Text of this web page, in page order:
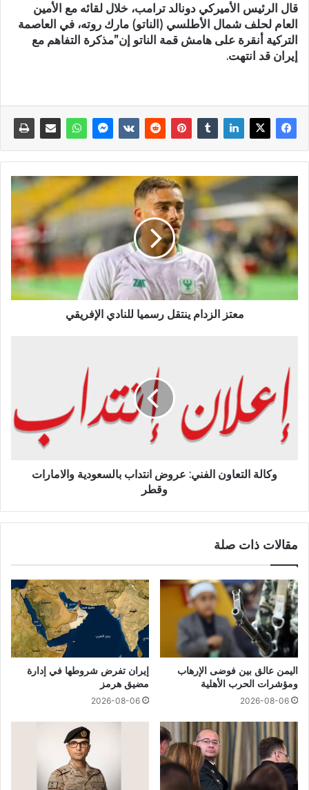
قال الرئيس الأميركي دونالد ترامب، خلال لقائه مع الأمين
العام لحلف شمال الأطلسي (الناتو) مارك روته، في العاصمة
التركية أنقرة على هامش قمة الناتو إن”مذكرة التفاهم مع
إيران قد انتهت.
معتز الزدام ينتقل رسميا للنادي الإفريقي
وكالة التعاون الفني: عروض انتداب بالسعودية والامارات
وقطر
مقالات ذات صلة
اليمن عالق بين فوضى الإرهاب
ومؤشرات الحرب الأهلية
2026-08-06
إيران تفرض شروطها في إدارة
مضيق هرمز
2026-08-06